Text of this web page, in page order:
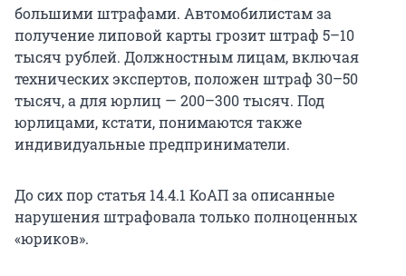
большими штрафами. Автомобилистам за
получение липовой карты грозит штраф 5–10
тысяч рублей. Должностным лицам, включая
технических экспертов, положен штраф 30–50
тысяч, а для юрлиц — 200–300 тысяч. Под
юрлицами, кстати, понимаются также
индивидуальные предприниматели.
До сих пор статья 14.4.1 КоАП за описанные
нарушения штрафовала только полноценных
«юриков».